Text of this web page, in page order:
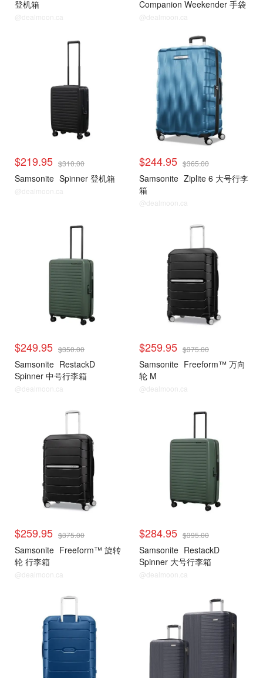
登机箱
@dealmoon.ca
Companion Weekender 手袋
@dealmoon.ca
$219.95 $310.00
Samsonite Spinner 登机箱
@dealmoon.ca
$244.95 $365.00
Samsonite Ziplite 6 大号行李
箱
@dealmoon.ca
$249.95 $350.00
Samsonite RestackD
Spinner 中号行李箱
@dealmoon.ca
$259.95 $375.00
Samsonite Freeform™ 万向
轮 M
@dealmoon.ca
$259.95 $375.00
Samsonite Freeform™ 旋转
轮 行李箱
@dealmoon.ca
$284.95 $395.00
Samsonite RestackD
Spinner 大号行李箱
@dealmoon.ca